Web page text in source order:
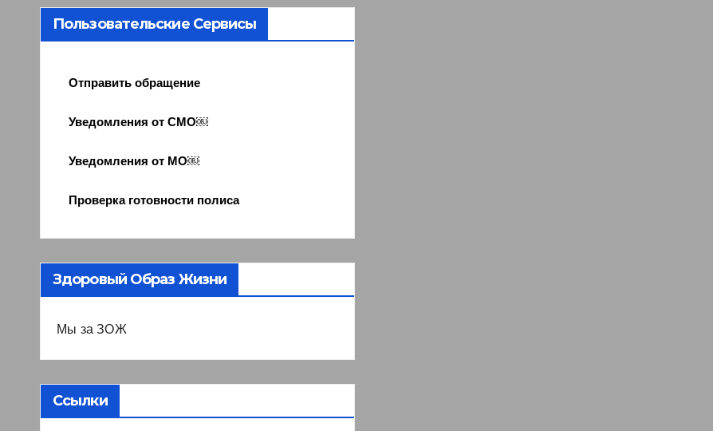
Пользовательские Сервисы
Отправить обращение
Уведомления от СМО￼
Уведомления от МО￼
Проверка готовности полиса
Здоровый Образ Жизни
Мы за ЗОЖ
Ссылки